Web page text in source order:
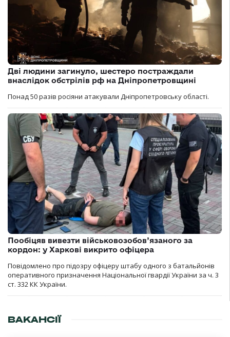
Дві людини загинуло, шестеро постраждали
внаслідок обстрілів рф на Дніпропетровщині
Понад 50 разів росіяни атакували Дніпропетровську області.
Пообіцяв вивезти військовозобов’язаного за
кордон: у Харкові викрито офіцера
Повідомлено про підозру офіцеру штабу одного з батальйонів
оперативного призначення Національної гвардії України за ч. 3
ст. 332 КК України.
ВАКАНСІЇ